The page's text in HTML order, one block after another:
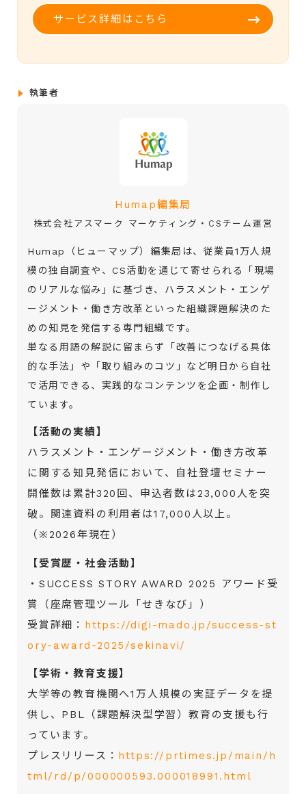
サービス詳細はこちら
執筆者
Humap編集局
株式会社アスマーク マーケティング・CSチーム運営
Humap（ヒューマップ）編集局は、従業員1万人規
模の独自調査や、CS活動を通じて寄せられる「現場
のリアルな悩み」に基づき、ハラスメント・エンゲ
ージメント・働き方改革といった組織課題解決のた
めの知見を発信する専門組織です。
単なる用語の解説に留まらず「改善につなげる具体
的な手法」や「取り組みのコツ」など明日から自社
で活用できる、実践的なコンテンツを企画・制作し
ています。
【活動の実績】
ハラスメント・エンゲージメント・働き方改革
に関する知見発信において、自社登壇セミナー
開催数は累計320回、申込者数は23,000人を突
破。関連資料の利用者は17,000人以上。
（※2026年現在）
【受賞歴・社会活動】
・SUCCESS STORY AWARD 2025 アワード受
賞（座席管理ツール「せきなび」）
受賞詳細： https://digi-mado.jp/success-st
ory-award-2025/sekinavi/
【学術・教育支援】
大学等の教育機関へ1万人規模の実証データを提
供し、PBL（課題解決型学習）教育の支援も行
っています。
プレスリリース： https://prtimes.jp/main/h
tml/rd/p/000000593.000018991.html